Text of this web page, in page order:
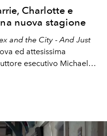
Charlotte e
nuova stagione
and the City - And Just
ed attesissima
esecutivo Michael